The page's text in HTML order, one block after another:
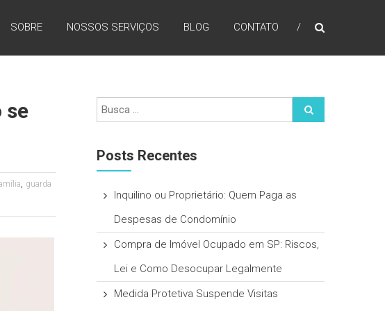
SOBRE NOSSOS SERVIÇOS BLOG CONTATO
se
, guarda
Posts Recentes
Inquilino ou Proprietário: Quem Paga as
Despesas de Condomínio
Compra de Imóvel Ocupado em SP: Riscos,
Lei e Como Desocupar Legalmente
Medida Protetiva Suspende Visitas